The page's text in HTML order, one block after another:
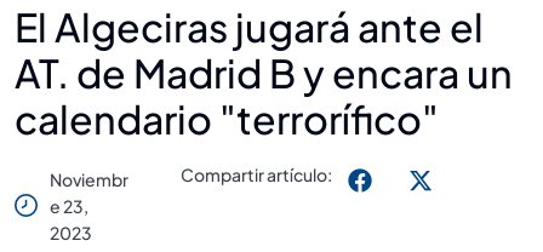
El Algeciras jugará ante el
AT. de Madrid B y encara un
calendario "terrorífico"
Noviembr
E 23,
2023
Compartir artículo: